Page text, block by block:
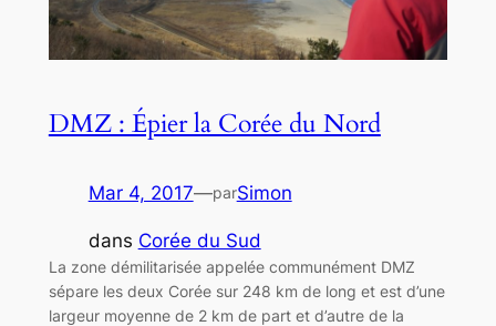
DMZ : Épier la Corée du Nord
Mar 4, 2017—parSimon
dans Corée du Sud
La zone démilitarisée appelée communément DMZ
sépare les deux Corée sur 248 km de long et est d’une
largeur moyenne de 2 km de part et d’autre de la